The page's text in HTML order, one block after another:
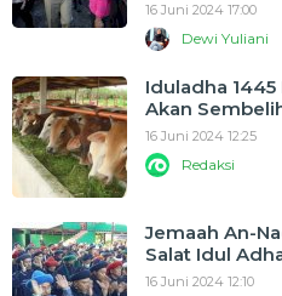
16 Juni 2024 17:00
Dewi Yuliani
Iduladha 1445
Akan
16 Juni 2024 12:25
Redaksi
Jemaah An-
Salat Idul
16 Juni 2024 12:10